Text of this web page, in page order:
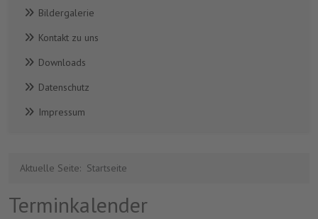
Bildergalerie
Kontakt zu uns
Downloads
Datenschutz
Impressum
Aktuelle Seite: Startseite
Terminkalender